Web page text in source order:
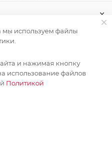
мы используем файлы
и нажимая кнопку
использование файлов
Политикой